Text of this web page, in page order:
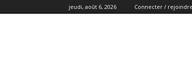
jeudi, août 6, 2026 Connecter / rejoindre